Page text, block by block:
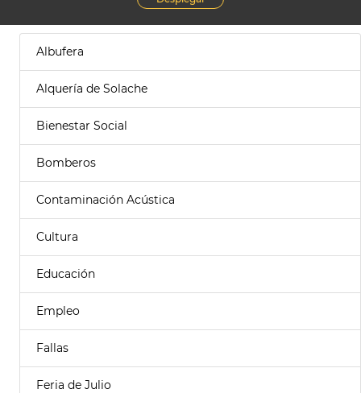
Albufera
Alquería de Solache
Bienestar Social
Bomberos
Contaminación Acústica
Cultura
Educación
Empleo
Fallas
Feria de Julio